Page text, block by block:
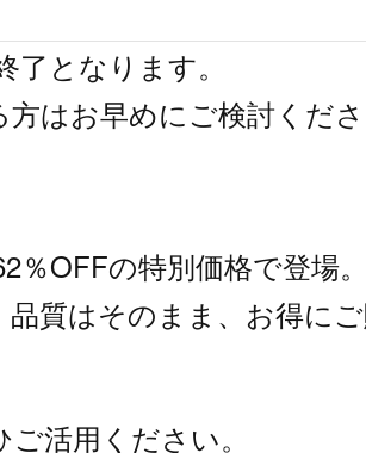
となります。
はお早めにご検討くだ
％OFFの特別価格で登場
質はそのまま、お得に
活用ください。